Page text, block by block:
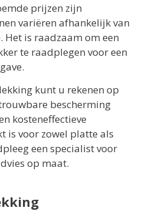
prijzen zijn
variëren afhankelijk van
Het is raadzaam om een
te raadplegen voor een
kunt u rekenen op
bescherming
kosteneffectieve
is voor zowel platte als
een specialist voor
op maat.